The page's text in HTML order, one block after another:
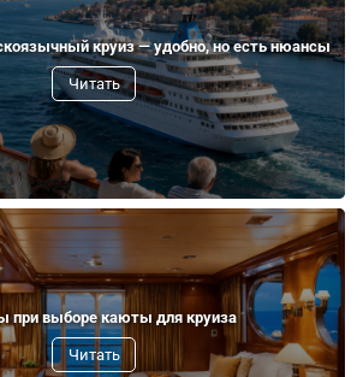
круиз — удобно, но есть нюансы
Читать
при выборе каюты для круиза
Читать